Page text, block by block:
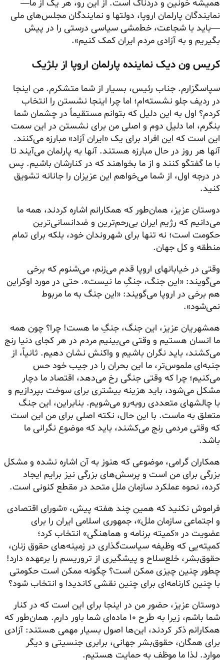
همیشه خونین و دردناک است. از این رو، هر یک از ما—
نمایندگان پارلمان اروپا، دولتها و نمایندگان مجلس‌های ملی
—باید با شجاعت، خط‌مشی سیاسی درستی را در پیش
بگیریم و به آزادی مردم ایران کمک کنیم».
کریس ون دیک نماینده پارلمان اروپا از بلژیک
سپاسگزارم. جناب رئیس، بسیار از شما متشکرم. من اینجا
در ردیف جلو نشسته‌ام؛ اما چرا اینجا نشستن را انتخاب
کردم؟ اول به این دلیل که بتوانم مستقیماً در چشمان شما
بنگرم، اما دلیل دوم و اصلی من برای نشستن در این سمت
این است که این افراد برای یک «ایران آزاد» مبارزه می‌کنند.
آنها هر روز در حال مبارزه هستند. آنها به پارلمان می‌آیند تا
با ما گفتگو کنند و از ما بخواهند که در کنارشان باشیم. پس
در درجه اول، از شما می‌خواهم این عزیزان را جانانه تشویق
کنید.
دوستان عزیز، همان‌طور که همکارانم اشاره کردند، همه ما
می‌دانیم که رژیم ایران بی‌رحم‌ترین و ضدانسانی‌ترین
حکومت است؛ نه تنها برای شهروندان خود، بلکه برای تمام
منطقه و کل جهان.
وقتی در خیابانهای اروپا قدم می‌زنم، می‌شنوم که برخی
می‌گویند: «این جنگ، جنگِ ما نیست». حتی در مورد اوکراین
هم برخی در اروپا می‌گویند: «این جنگ به ما مربوط
نمی‌شود».
همشهریان عزیز، این جنگ، جنگِ ما هست! چرا؟ چون همه
ما انسان هستیم و وقتی می‌بینیم مردم در هر کجای دنیا رنج
می‌کشند، باید نگران باشیم و واکنش نشان دهیم. ثانیاً، از
جنبه‌ای ملموس‌تر، ما این بحران را در جیب خود حس
می‌کنیم؛ چرا که وقتی جنگی رخ می‌دهد، اقتصاد ما دچار
مشکل می‌شود، باید هزینه بیشتری برای سوخت بپردازیم و
با چالشهای متعددی روبه‌رو می‌شویم. بنابراین، این جنگ
متعلق به ماست. با این حال، نکته اصلی برای من این است
که وقتی مردمی رنج می‌کشند، باید که موضوع نگرانی ما
باشد.
همکاران گرامی، موضوعی که هنوز به آن اشاره نشده و مشکل
بزرگی برای من است و پرسش‌های بزرگی نیز برایم ایجاد
کرده، نحوه عملکرد سازمان ملل متحد در مقطع کنونی است.
فراموش نکنید که همین چند هفته پیش، «شورای اقتصادی
و اجتماعی سازمان ملل»، جمهوری اسلامی ایران را برای
عضویت در «کمیته برنامه و هماهنگی» انتخاب کرد؛
کمیته‌یی که وظیفه سیاست‌گذاری در زمینه‌های حقوق زنان،
حقوق‌بشر، خلع‌سلاح و پیشگیری از تروریسم را برعهده دارد!
چطور چنین چیزی ممکن است؟ چگونه ممکن است حکومتی
با چنین کارنامه‌ای برای چنین نقشی کاندیدا و انتخاب شود؟
دوستان عزیز، حضور من در اینجا برای این است که در کنار
شما باشم، زیرا به طرح ۱۰ ماده‌ای شما باور دارم. همان‌طور که
همکارانم ذکر کردند، این‌ها اصول بسیار مهمی هستند: آزادی
برای همگان، حقوق‌بشر جهانی، برابری جنسیتی و دیگر
موارد. لذا ما موظف به حمایت هستیم.